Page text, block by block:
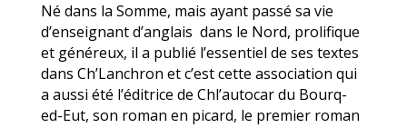
Né dans la Somme, mais ayant passé sa vie
d’enseignant d’anglais dans le Nord, prolifique
et généreux, il a publié l’essentiel de ses textes
dans Ch’Lanchron et c’est cette association qui
a aussi été l’éditrice de Chl’autocar du Bourq-
ed-Eut, son roman en picard, le premier roman